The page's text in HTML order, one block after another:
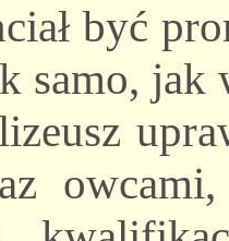
być
samo,